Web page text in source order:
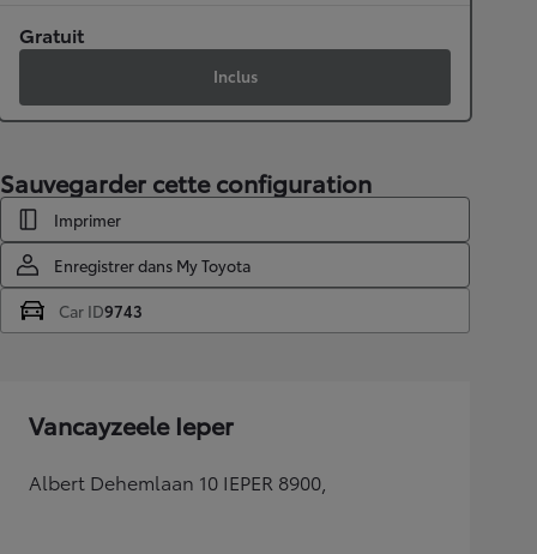
Gratuit
Inclus
Sauvegarder cette configuration
Imprimer
Enregistrer dans My Toyota
Car ID9743
Vancayzeele Ieper
Albert Dehemlaan 10 IEPER 8900,